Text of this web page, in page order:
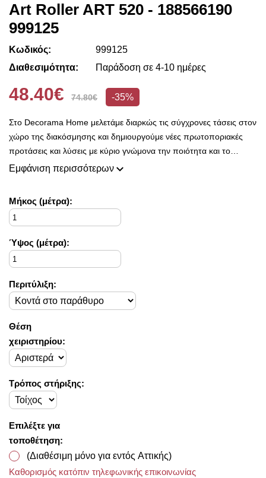
Art Roller ART 520 - 188566190
999125
Κωδικός:
999125
Διαθεσιμότητα:
Παράδοση σε 4-10 ημέρες
48.40€ 74.80€ -35%
Στο Decorama Home μελετάμε διαρκώς τις σύγχρονες τάσεις στον
χώρο της διακόσμησης και δημιουργούμε νέες πρωτοποριακές
προτάσεις και λύσεις με κύριο γνώμονα την ποιότητα και το
ασύγκριτο design, προκειμένου να είμαστε πάντοτε σε θέση να
φρέσκες ιδέες διακόσμησης, που ικανοποιούν ακόμη και τους πιο
απαιτητικούς!
Στο Decorama Home έχουμε ως στόχο να χαρίσουμε χρώμα και
ασύγκριτο στυλ στο προσωπικό σας χώρο και να τον αναδείξουμε
με τον πιο όμορφο τρόπο!
Εμφάνιση περισσότερων
Mήκος (μέτρα):
Ύψος (μέτρα):
Περιτύλιξη:
Θέση
χειριστηρίου:
Τρόπος στήριξης:
Επιλέξτε για
τοποθέτηση:
(Διαθέσιμη μόνο για εντός Αττικής)
Καθορισμός κατόπιν τηλεφωνικής επικοινωνίας